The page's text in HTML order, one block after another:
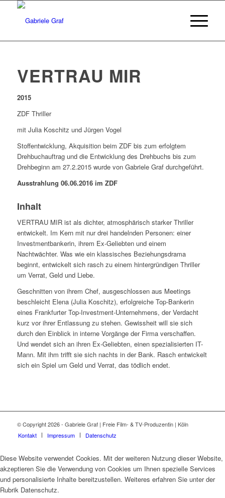
VERTRAU MIR
2015
ZDF Thriller
mit Julia Koschitz und Jürgen Vogel
Stoffentwicklung, Akquisition beim ZDF bis zum erfolgtem
Drehbuchauftrag und die Entwicklung des Drehbuchs bis zum
Drehbeginn am 27.2.2015 wurde von Gabriele Graf durchgeführt.
Ausstrahlung 06.06.2016 im ZDF
Inhalt
VERTRAU MIR ist als dichter, atmosphärisch starker Thriller
entwickelt. Im Kern mit nur drei handelnden Personen: einer
Investmentbankerin, ihrem Ex-Geliebten und einem
Nachtwächter. Was wie ein klassisches Beziehungsdrama
beginnt, entwickelt sich rasch zu einem hintergründigen Thriller
um Verrat, Geld und Liebe.
Geschnitten von ihrem Chef, ausgeschlossen aus Meetings
beschleicht Elena (Julia Koschitz), erfolgreiche Top-Bankerin
eines Frankfurter Top-Investment-Unternehmens, der Verdacht
kurz vor ihrer Entlassung zu stehen. Gewissheit will sie sich
durch den Einblick in interne Vorgänge der Firma verschaffen.
Und wendet sich an ihren Ex-Geliebten, einen spezialisierten IT-
Mann. Mit ihm trifft sie sich nachts in der Bank. Rasch entwickelt
sich ein Spiel um Geld und Verrat, das tödlich endet.
© Copyright 2026 - Gabriele Graf | Freie Film- & TV-Produzentin | Köln
Kontakt
Impressum Datenschutz
Diese Website verwendet Cookies. Mit der weiteren Nutzung dieser Website,
akzeptieren Sie die Verwendung von Cookies um Ihnen spezielle Services
und personalisierte Inhalte bereitzustellen. Weiteres erfahren Sie unter der
Rubrik Datenschutz.